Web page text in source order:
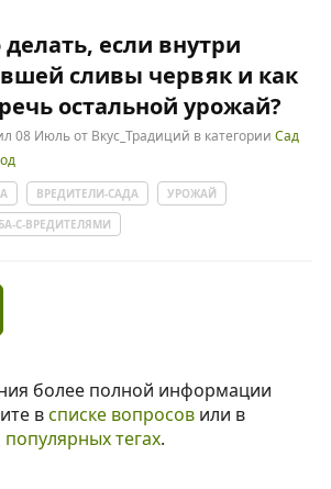
делать, если внутри
сливы червяк и как
остальной урожай?
08 Июльот Вкус_Традиций в категорииСад
ВРЕДИТЕЛИ-САДА
УРОЖАЙ
С-ВРЕДИТЕЛЯМИ
более полной информации
всписке вопросовили в
популярных тегах.